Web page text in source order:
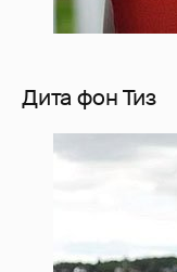
Дита фон Тиз